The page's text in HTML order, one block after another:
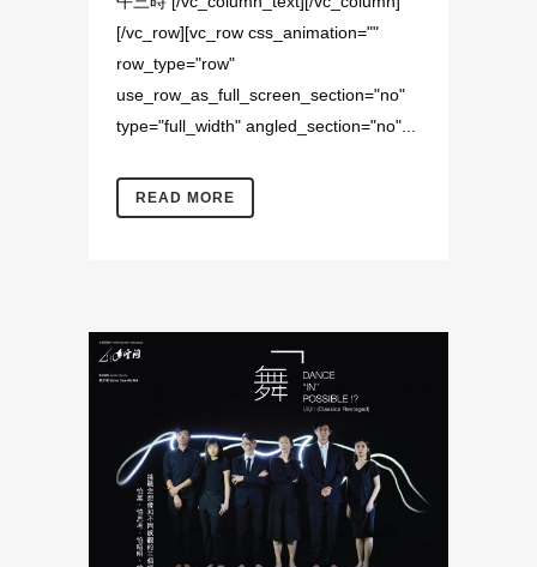
[/vc_row][vc_row css_animation=""
row_type="row"
use_row_as_full_screen_section="no"
type="full_width" angled_section="no"...
READ MORE